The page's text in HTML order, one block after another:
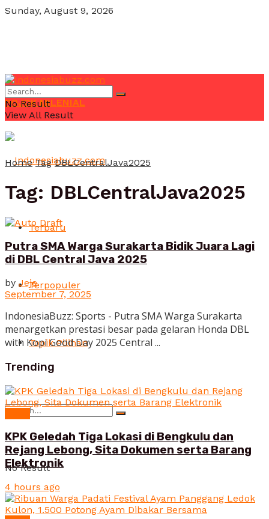
Sunday, August 9, 2026
POJOK MILENIAL
Terbaru
Terpopuler
Topik Pilihan
No Result
No Result
View All Result
Home Tag DBLCentralJava2025
Tag: DBLCentralJava2025
Putra SMA Warga Surakarta Bidik Juara Lagi
di DBL Central Java 2025
by Jeje
September 7, 2025
IndonesiaBuzz: Sports - Putra SMA Warga Surakarta
menargetkan prestasi besar pada gelaran Honda DBL
with Kopi Good Day 2025 Central ...
Trending
KPK Geledah Tiga Lokasi di Bengkulu dan
Rejang Lebong, Sita Dokumen serta Barang
Elektronik
4 hours ago